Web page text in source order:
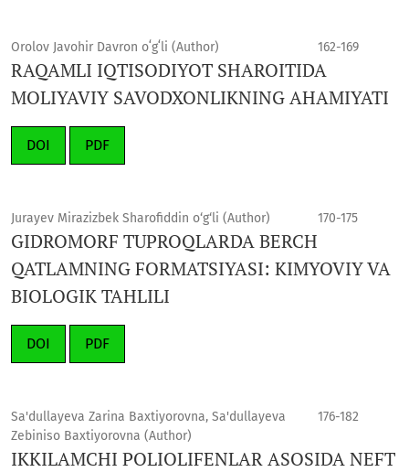
Orolov Javohir Davron oʻgʻli (Author) 162-169
RAQAMLI IQTISODIYOT SHAROITIDA
MOLIYAVIY SAVODXONLIKNING AHAMIYATI
DOI PDF
Jurayev Mirazizbek Sharofiddin o‘g‘li (Author) 170-175
GIDROMORF TUPROQLARDA BERCH
QATLAMNING FORMATSIYASI: KIMYOVIY VA
BIOLOGIK TAHLILI
DOI PDF
Sa'dullayeva Zarina Baxtiyorovna, Sa'dullayeva
Zebiniso Baxtiyorovna (Author)
176-182
IKKILAMCHI POLIOLIFENLAR ASOSIDA NEFT